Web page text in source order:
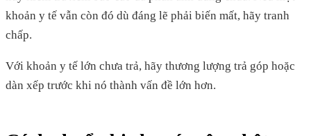
khoản y tế vẫn còn đó dù đáng lẽ phải biến mất, hãy tranh
chấp.
Với khoản y tế lớn chưa trả, hãy thương lượng trả góp hoặc
dàn xếp trước khi nó thành vấn đề lớn hơn.